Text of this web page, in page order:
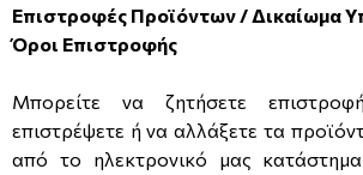
Επιστροφές Προϊόντων / Δικαίωμα
Όροι Επιστροφής
Μπορείτε να ζητήσετε
επιστρέψετε ή να αλλάξετε τα
από το ηλεκτρονικό μας